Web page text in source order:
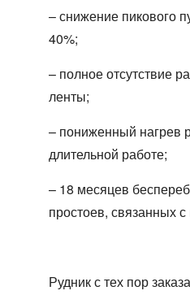
– снижение пикового
40%;
– полное отсутствие
ленты;
– пониженный нагрев
длительной работе;
– 18 месяцев
простоев, связанных
Рудник с тех пор